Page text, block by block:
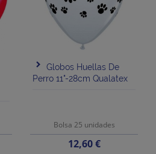
Globos Huellas De
Perro 11"-28cm Qualatex
Bolsa 25 unidades
Precio
12,60 €